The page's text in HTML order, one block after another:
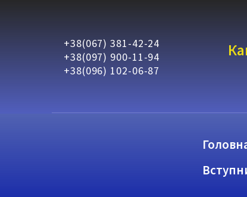
+38(067) 381-42-24
+38(097) 900-11-94
+38(096) 102-06-87